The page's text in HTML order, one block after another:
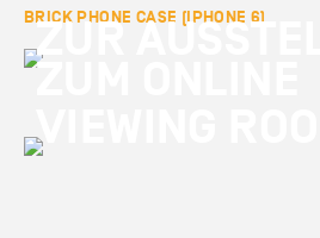
BRICK PHONE CASE (IPHONE 6)
ZUR
ZUM ONLINE
VIEWING